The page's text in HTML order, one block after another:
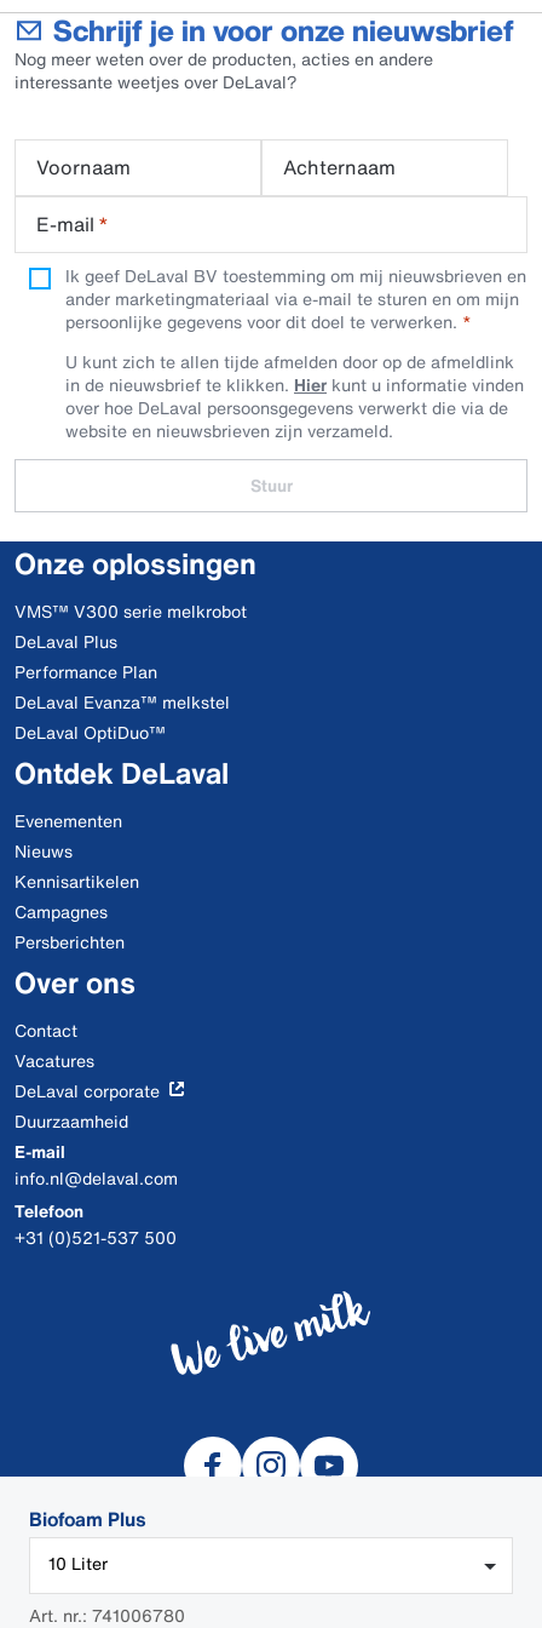
Biofoam Plus
10 Liter
Art. nr.: 741006780
Schrijf je in voor onze nieuwsbrief
Nog meer weten over de producten, acties en andere
interessante weetjes over DeLaval?
Voornaam
Achternaam
E-mail *
Ik geef DeLaval BV toestemming om mij nieuwsbrieven en
ander marketingmateriaal via e-mail te sturen en om mijn
persoonlijke gegevens voor dit doel te verwerken.
U kunt zich te allen tijde afmelden door op de afmeldlink
in de nieuwsbrief te klikken. Hier kunt u informatie vinden
over hoe DeLaval persoonsgegevens verwerkt die via de
website en nieuwsbrieven zijn verzameld.
Stuur
Onze oplossingen
VMS™ V300 serie melkrobot
DeLaval Plus
Performance Plan
DeLaval Evanza™ melkstel
DeLaval OptiDuo™
Ontdek DeLaval
Evenementen
Nieuws
Kennisartikelen
Campagnes
Persberichten
Over ons
Contact
Vacatures
DeLaval corporate
Duurzaamheid
E-mail
info.nl@delaval.com
Telefoon
+31 (0)521-537 500
© 2026 DeLaval